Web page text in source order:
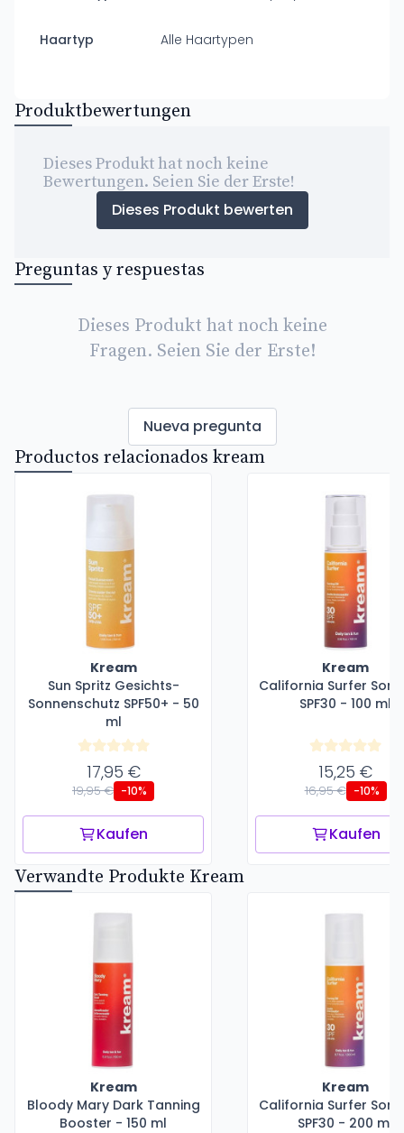
Haartyp Alle Haartypen
Produktbewertungen
Dieses Produkt hat noch keine
Bewertungen. Seien Sie der Erste!
Dieses Produkt bewerten
Preguntas y respuestas
Dieses Produkt hat noch keine
Fragen. Seien Sie der Erste!
Nueva pregunta
Productos relacionados kream
Kream
Sun Spritz Gesichts-
Sonnenschutz SPF50+ - 50
ml
17,95 €
19,95 € -10%
Kaufen
Kream
California Surfer
SPF30 - 100 ml
15,25 €
16,95 € -10%
Kaufen
Verwandte Produkte Kream
Kream
Bloody Mary Dark Tanning
Booster - 150 ml
Kream
California Surfer
SPF30 - 200 ml